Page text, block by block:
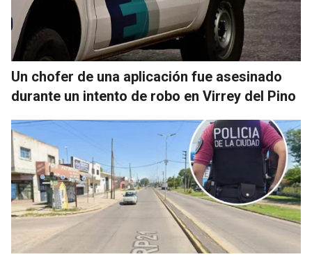
Un chofer de una aplicación fue asesinado
durante un intento de robo en Virrey del Pino